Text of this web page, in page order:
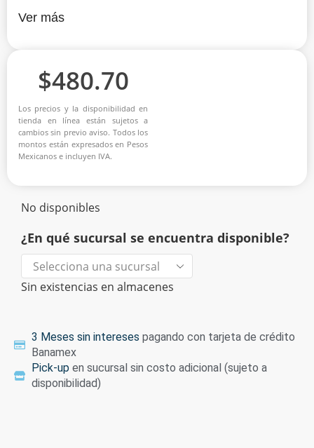
Ver más
$480.70
Los precios y la disponibilidad en
tienda en línea están sujetos a
cambios sin previo aviso. Todos los
montos están expresados en Pesos
Mexicanos e incluyen IVA.
No disponibles
¿En qué sucursal se encuentra disponible?
Sin existencias en almacenes
3 Meses sin intereses pagando con tarjeta de crédito
Banamex
Pick-up en sucursal sin costo adicional (sujeto a
disponibilidad)